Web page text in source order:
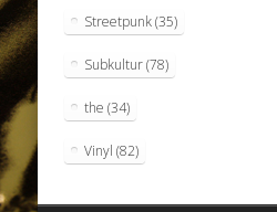
Streetpunk(35)
Subkultur(78)
the (34)
Vinyl (82)